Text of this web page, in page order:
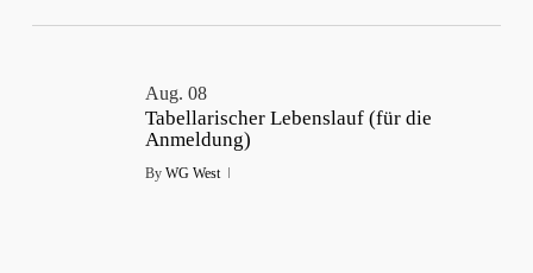
Aug. 08
Tabellarischer Lebenslauf (für die
Anmeldung)
By WG West